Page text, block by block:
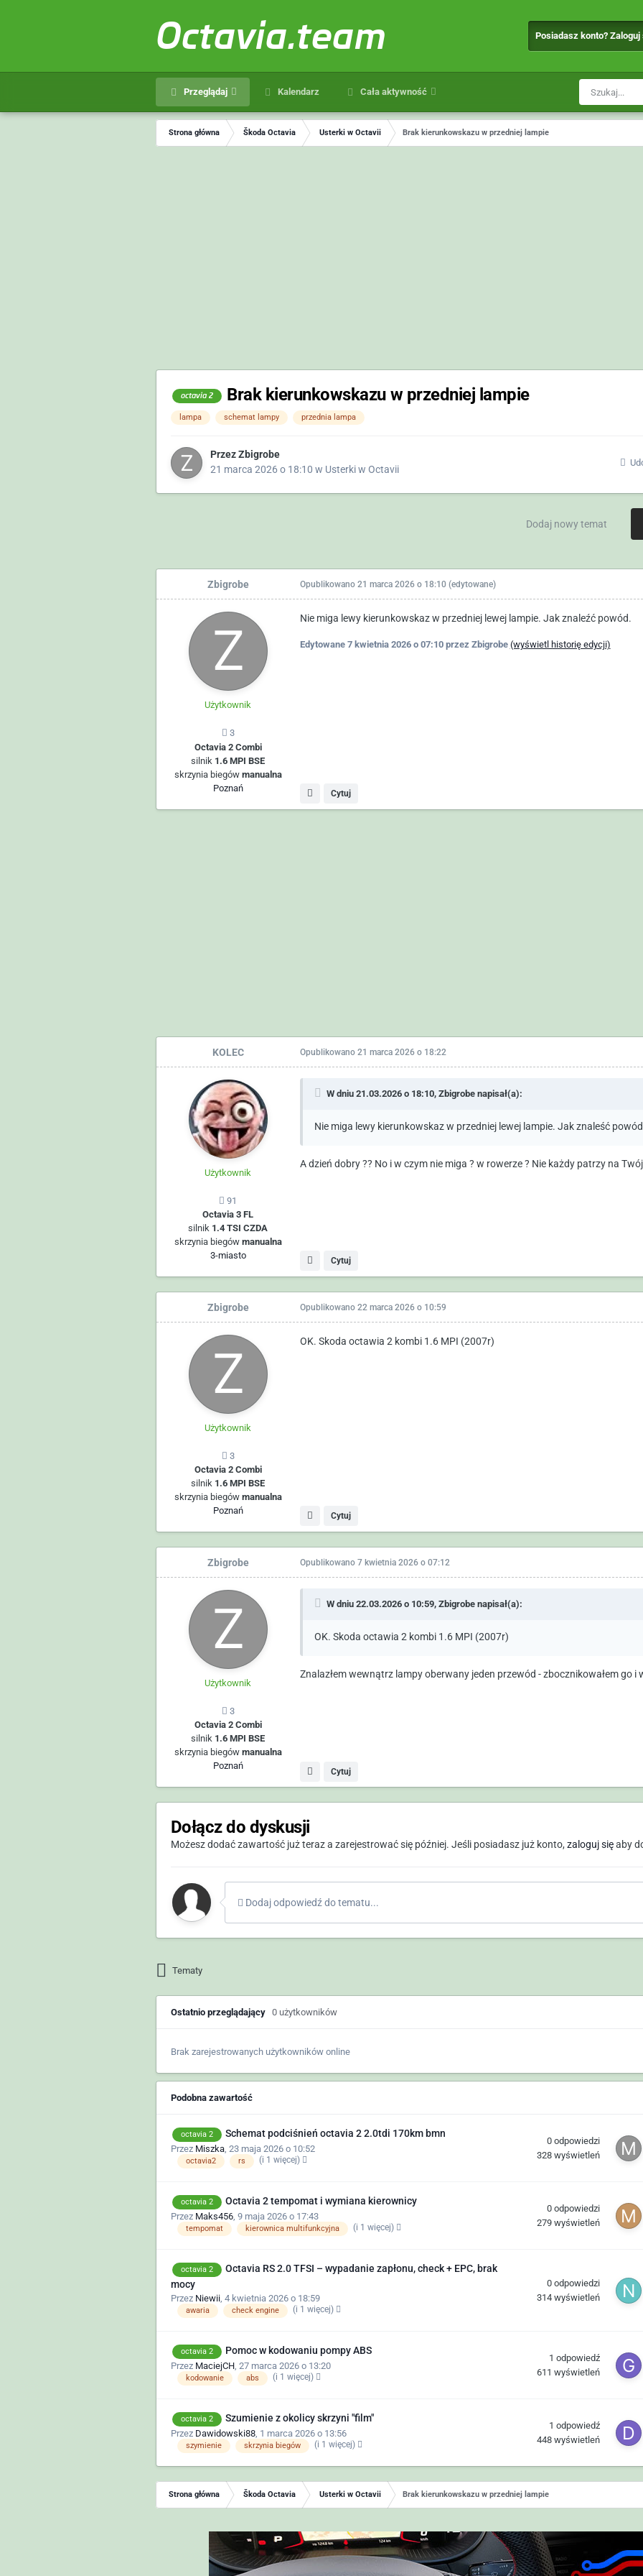
Octavia.team Posiadasz konto? Zaloguj
Przeglądaj Kalendarz Cała aktywność
Strona główna Škoda Octavia Usterki w Octavii Brak kierunkowskazu w przedniej lampie
octavia 2 Brak kierunkowskazu w przedniej lampie
lampa schemat lampy przednia lampa
PrzezZbigrobe
21 marca 2026 o 18:10 w Usterki w Octavii
Dodaj nowy temat
Zbigrobe
Użytkownik
3
Octavia 2 Combi
silnik 1.6 MPI BSE
skrzynia biegów manualna
Poznań
Opublikowano 21 marca 2026 o 18:10 (edytowane)
Nie miga lewy kierunkowskaz w przedniej lewej lampie. Jak znaleźć powód.
Edytowane 7 kwietnia 2026 o 07:10przez Zbigrobe (wyświetl historię edycji)
Cytuj
KOLEC
Użytkownik
91
Octavia 3 FL
silnik 1.4 TSI CZDA
skrzynia biegów manualna
3-miasto
Opublikowano 21 marca 2026 o 18:22
W dniu 21.03.2026 o 18:10, Zbigrobenapisał(a):
Nie miga lewy kierunkowskaz w przedniej lewej lampie. Jak znaleść
A dzień dobry ?? No i w czym nie miga ? w rowerze ? Nie każdy patrzy na
Cytuj
Zbigrobe
Użytkownik
3
Octavia 2 Combi
silnik 1.6 MPI BSE
skrzynia biegów manualna
Poznań
Opublikowano 22 marca 2026 o 10:59
OK. Skoda octawia 2 kombi 1.6 MPI (2007r)
Cytuj
Zbigrobe
Użytkownik
3
Octavia 2 Combi
silnik 1.6 MPI BSE
skrzynia biegów manualna
Poznań
Opublikowano 7 kwietnia 2026 o 07:12
W dniu 22.03.2026 o 10:59, Zbigrobenapisał(a):
OK. Skoda octawia 2 kombi 1.6 MPI (2007r)
Znalazłem wewnątrz lampy oberwany jeden przewód - zbocznikowałem go i
Cytuj
Dołącz do dyskusji
Możesz dodać zawartość już teraz a zarejestrować się później. Jeśli posiadasz już konto, zaloguj sięaby
Dodaj odpowiedź do tematu...
Tematy
Ostatnio przeglądający 0 użytkowników
Brak zarejestrowanych użytkowników online
Podobna zawartość
octavia 2 Schemat podciśnień octavia 2 2.0tdi 170km bmn
Przez Miszka, 23 maja 2026 o 10:52
octavia2 rs (i 1 więcej)
0 odpowiedzi
328 wyświetleń
octavia 2 Octavia 2 tempomat i wymiana kierownicy
Przez Maks456, 9 maja 2026 o 17:43
tempomat kierownica multifunkcyjna (i 1 więcej)
0 odpowiedzi
279 wyświetleń
octavia 2
Octavia RS 2.0 TFSI – wypadanie zapłonu, check + EPC, brak
mocy
Przez Niewii, 4 kwietnia 2026 o 18:59
awaria check engine (i 1 więcej)
0 odpowiedzi
314 wyświetleń
octavia 2 Pomoc w kodowaniu pompy ABS
Przez MaciejCH, 27 marca 2026 o 13:20
kodowanie abs (i 1 więcej)
1 odpowiedź
611 wyświetleń
octavia 2 Szumienie z okolicy skrzyni "film"
Przez Dawidowski88, 1 marca 2026 o 13:56
szymienie skrzynia biegów (i 1 więcej)
1 odpowiedź
448 wyświetleń
Strona główna Škoda Octavia Usterki w Octavii Brak kierunkowskazu w przedniej lampie